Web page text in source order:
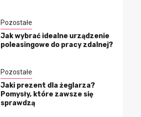
Pozostałe
Jak wybrać idealne urządzenie
poleasingowe do pracy zdalnej?
Pozostałe
Jaki prezent dla żeglarza?
Pomysły, które zawsze się
sprawdzą